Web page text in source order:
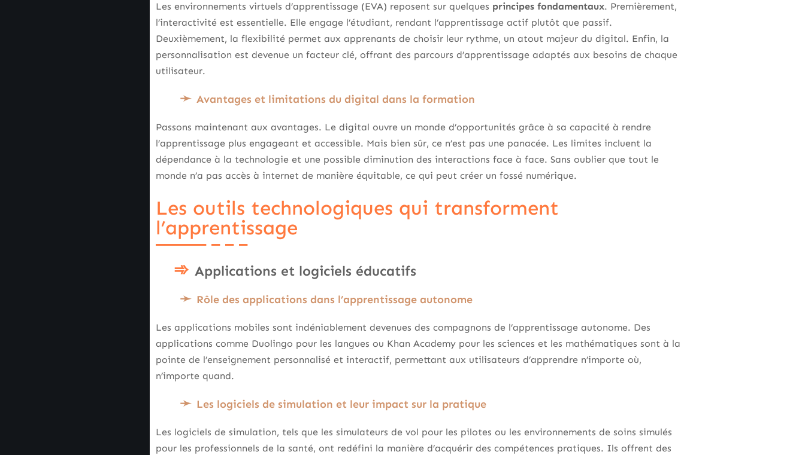
Les environnements virtuels d’apprentissage (EVA) reposent sur quelques principes fondamentaux. Premièrement,
l’interactivité est essentielle. Elle engage l’étudiant, rendant l’apprentissage actif plutôt que passif.
Deuxièmement, la flexibilité permet aux apprenants de choisir leur rythme, un atout majeur du digital. Enfin, la
personnalisation est devenue un facteur clé, offrant des parcours d’apprentissage adaptés aux besoins de chaque
utilisateur.
Avantages et limitations du digital dans la formation
Passons maintenant aux avantages. Le digital ouvre un monde d’opportunités grâce à sa capacité à rendre
l’apprentissage plus engageant et accessible. Mais bien sûr, ce n’est pas une panacée. Les limites incluent la
dépendance à la technologie et une possible diminution des interactions face à face. Sans oublier que tout le
monde n’a pas accès à internet de manière équitable, ce qui peut créer un fossé numérique.
Les outils technologiques qui transforment
l’apprentissage
Applications et logiciels éducatifs
Rôle des applications dans l’apprentissage autonome
Les applications mobiles sont indéniablement devenues des compagnons de l’apprentissage autonome. Des
applications comme Duolingo pour les langues ou Khan Academy pour les sciences et les mathématiques sont à la
pointe de l’enseignement personnalisé et interactif, permettant aux utilisateurs d’apprendre n’importe où,
n’importe quand.
Les logiciels de simulation et leur impact sur la pratique
Les logiciels de simulation, tels que les simulateurs de vol pour les pilotes ou les environnements de soins simulés
pour les professionnels de la santé, ont redéfini la manière d’acquérir des compétences pratiques. Ils offrent des